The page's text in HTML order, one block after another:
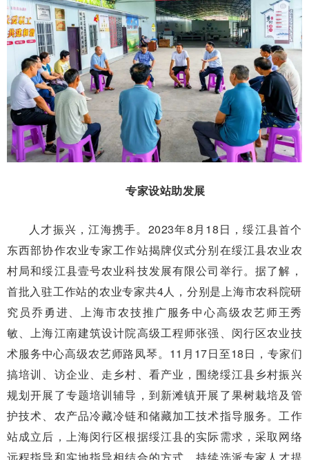
专家设站助发展
人才振兴，江海携手。2023年8月18日，绥江县首个
东西部协作农业专家工作站揭牌仪式分别在绥江县农业农
村局和绥江县壹号农业科技发展有限公司举行。据了解，
首批入驻工作站的农业专家共4人，分别是上海市农科院研
究员乔勇进、上海市农技推广服务中心高级农艺师王秀
敏、上海江南建筑设计院高级工程师张强、闵行区农业技
术服务中心高级农艺师路凤琴。11月17日至18日，专家们
搞培训、访企业、走乡村、看产业，围绕绥江县乡村振兴
规划开展了专题培训辅导，到新滩镇开展了果树栽培及管
护技术、农产品冷藏冷链和储藏加工技术指导服务。工作
站成立后，上海闵行区根据绥江县的实际需求，采取网络